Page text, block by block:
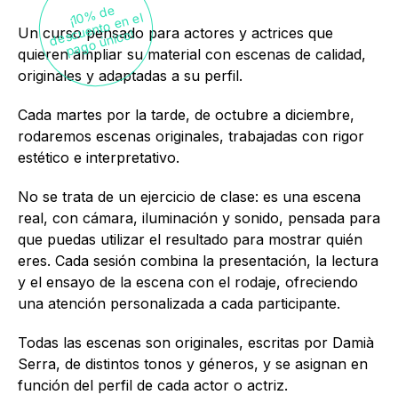
¡1
0
%
d
e
d
es
c
u
e
nt
o
e
n
el
p
a
g
o
ú
ni
c
o!
Un curso pensado para actores y actrices que
quieren ampliar su material con escenas de calidad,
originales y adaptadas a su perfil.
Cada martes por la tarde, de octubre a diciembre,
rodaremos escenas originales, trabajadas con rigor
estético e interpretativo.
No se trata de un ejercicio de clase: es una escena
real, con cámara, iluminación y sonido, pensada para
que puedas utilizar el resultado para mostrar quién
eres. Cada sesión combina la presentación, la lectura
y el ensayo de la escena con el rodaje, ofreciendo
una atención personalizada a cada participante.
Todas las escenas son originales, escritas por Damià
Serra, de distintos tonos y géneros, y se asignan en
función del perfil de cada actor o actriz.